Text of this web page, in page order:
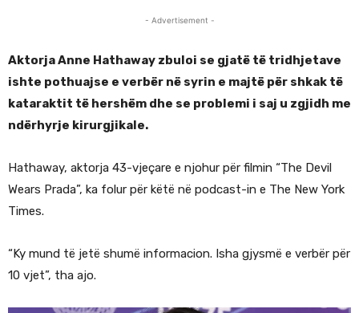
- Advertisement -
Aktorja Anne Hathaway zbuloi se gjatë të tridhjetave
ishte pothuajse e verbër në syrin e majtë për shkak të
kataraktit të hershëm dhe se problemi i saj u zgjidh me
ndërhyrje kirurgjikale.
Hathaway, aktorja 43-vjeçare e njohur për filmin “The Devil
Wears Prada”, ka folur për këtë në podcast-in e The New York
Times.
“Ky mund të jetë shumë informacion. Isha gjysmë e verbër për
10 vjet”, tha ajo.